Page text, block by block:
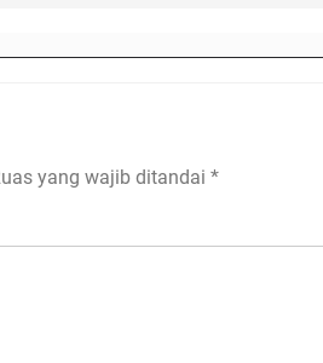
yang wajib ditandai *